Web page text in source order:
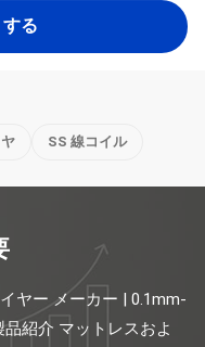
る
SS 線コイル
ヤー メーカー | 0.1mm-
紹介 マットレスおよ